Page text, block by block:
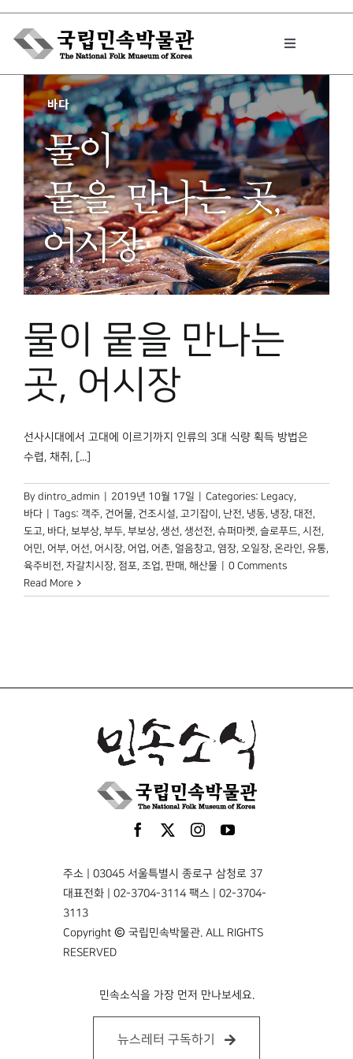
Skip
content
Toggle
박물관에서는
민속이야기
민속 인사이드
원문보기 PDF
박물관 홈페이지
물이 뭍을 만나는
곳, 어시장
선사시대에서 고대에 이르기까지 인류의 3대 식량 획득 방법은
수렵, 채취, [...]
By dintro_admin 2019년 10월 17일 Categories: Legacy,
바다
Tags: 객주, 건어물, 건조시설, 고기잡이 , 난전, 냉동, 냉장, 대전,
도고, 바다, 보부상, 부두, 부보상, 생선, 생선전, 슈퍼마켓, 슬로푸드, 시전,
어민, 어부, 어선, 어시장, 어업, 어촌, 얼음창고, 염장, 오일장, 온라인, 유통,
육주비전, 자갈치시장, 점포, 조업, 판매 , 해산물
0 Comments
Read More
주소 | 03045 서울특별시 종로구 삼청로 37
대표전화 | 02-3704-3114 팩스 | 02-3704-
3113
Copyright © 국립민속박물관. ALL RIGHTS
RESERVED
민속소식을 가장 먼저 만나보세요.
뉴스레터 구독하기